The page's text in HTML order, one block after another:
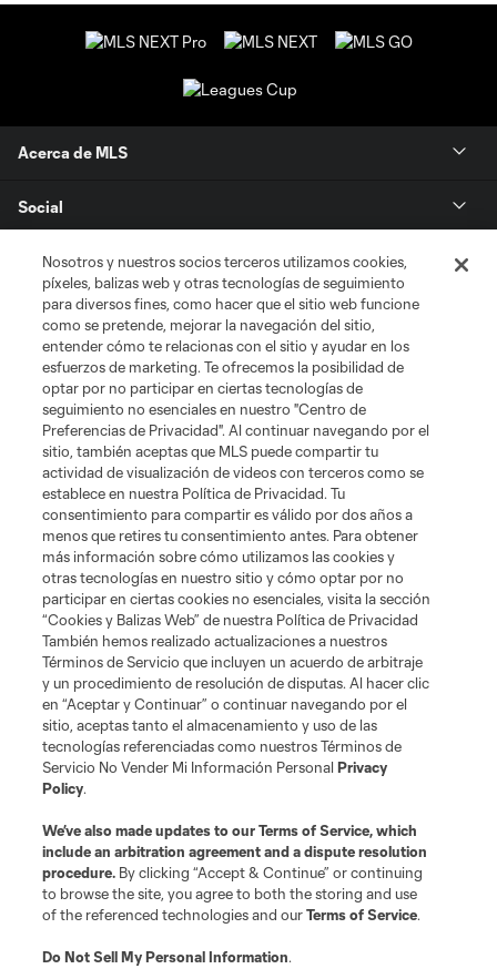
Acerca de MLS
Social
Tienda
Club Sites
Términos de servicio Política de privacidad
No vender mi información
Cookies Settings
©2026 MLS. El nombre y escudo de la Major League Soccer y MLS son
marcas registradas de League Soccer, L.L.C. (“MLS”). Los nombres y logos
de los equipos de la MLS están registrados y son marcas bajo ley común
de la MLS o son usadas con el permiso de sus propietarios. Uso
desautorizado está prohibido.
Nosotros y nuestros socios terceros utilizamos cookies,
píxeles, balizas web y otras tecnologías de seguimiento
para diversos fines, como hacer que el sitio web funcione
como se pretende, mejorar la navegación del sitio,
entender cómo te relacionas con el sitio y ayudar en los
esfuerzos de marketing. Te ofrecemos la posibilidad de
optar por no participar en ciertas tecnologías de
seguimiento no esenciales en nuestro "Centro de
Preferencias de Privacidad". Al continuar navegando por el
sitio, también aceptas que MLS puede compartir tu
actividad de visualización de videos con terceros como se
establece en nuestra Política de Privacidad. Tu
consentimiento para compartir es válido por dos años a
menos que retires tu consentimiento antes. Para obtener
más información sobre cómo utilizamos las cookies y
otras tecnologías en nuestro sitio y cómo optar por no
participar en ciertas cookies no esenciales, visita la sección
“Cookies y Balizas Web” de nuestra Política de Privacidad
También hemos realizado actualizaciones a nuestros
Términos de Servicio que incluyen un acuerdo de arbitraje
y un procedimiento de resolución de disputas. Al hacer clic
en “Aceptar y Continuar” o continuar navegando por el
sitio, aceptas tanto el almacenamiento y uso de las
tecnologías referenciadas como nuestros Términos de
Servicio No Vender Mi Información PersonalPrivacy
Policy.
We’ve also made updates to ourTerms of Service, which
include an arbitration agreement and a dispute resolution
procedure. By clicking “Accept & Continue” or continuing
to browse the site, you agree to both the storing and use
of the referenced technologies and ourTerms of Service.
Do Not Sell My Personal Information.